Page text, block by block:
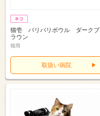
猫壱 バリバリボウル ダークブ
ラウン
猫用
取扱い病院